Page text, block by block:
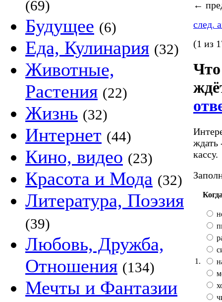
(69)
Будущее (6)
Еда, Кулинария (32)
Животные,
Растения (22)
Жизнь (32)
Интернет (44)
Кино, видео (23)
Красота и Мода (32)
Литература, Поэзия
(39)
Любовь, Дружба,
Отношения (134)
Мечты и Фантазии
←
след.
(1 из
Что
ждать
кассу.
1.